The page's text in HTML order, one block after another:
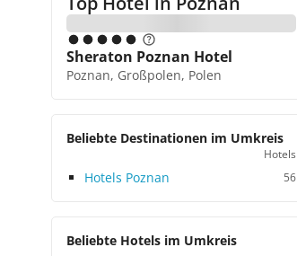
Sheraton Poznan Hotel
Poznan, Großpolen, Polen
Beliebte Destinationen im Umkreis
Hotels
Hotels Poznan 56
Beliebte Hotels im Umkreis